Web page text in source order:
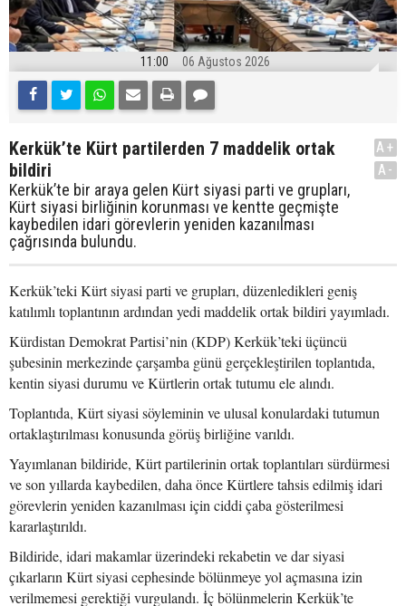
11:00 06 Ağustos 2026
Kerkük’te Kürt partilerden 7 maddelik ortak
bildiri
Kerkük’te bir araya gelen Kürt siyasi parti ve grupları,
Kürt siyasi birliğinin korunması ve kentte geçmişte
kaybedilen idari görevlerin yeniden kazanılması
çağrısında bulundu.
A+
A-
Kerkük’teki Kürt siyasi parti ve grupları, düzenledikleri geniş
katılımlı toplantının ardından yedi maddelik ortak bildiri yayımladı.
Kürdistan Demokrat Partisi’nin (KDP) Kerkük’teki üçüncü
şubesinin merkezinde çarşamba günü gerçekleştirilen toplantıda,
kentin siyasi durumu ve Kürtlerin ortak tutumu ele alındı.
Toplantıda, Kürt siyasi söyleminin ve ulusal konulardaki tutumun
ortaklaştırılması konusunda görüş birliğine varıldı.
Yayımlanan bildiride, Kürt partilerinin ortak toplantıları sürdürmesi
ve son yıllarda kaybedilen, daha önce Kürtlere tahsis edilmiş idari
görevlerin yeniden kazanılması için ciddi çaba gösterilmesi
kararlaştırıldı.
Bildiride, idari makamlar üzerindeki rekabetin ve dar siyasi
çıkarların Kürt siyasi cephesinde bölünmeye yol açmasına izin
verilmemesi gerektiği vurgulandı. İç bölünmelerin Kerkük’te